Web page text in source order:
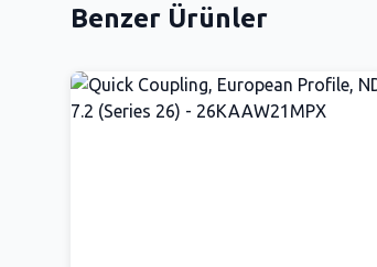
Benzer Ürünler